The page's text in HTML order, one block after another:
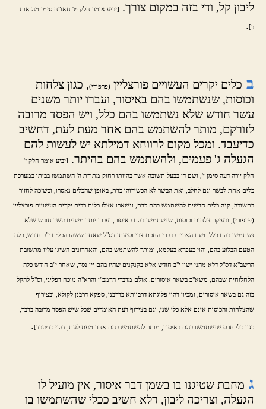
ליבון קל, ודי בזה במקום צורך. [יביע אומר חלק ט' חאו"ח סימן מה אות
ב].
ב כלים יקרים העשויים פורצליין (פרפורי), כגון צלחות
וכוסות, שנשתמשו בהם באיסור, ועברו יותר משנים
עשר חודש שלא נשתמשו בהם כלל, ויש הפסד מרובה
לזורקם, מותר להשתמש בהם אחר מעת לעת, דחשיב
כדיעבד. ומכל מקום לרווחא דמילתא יש לעשות להם
הגעלה ג' פעמים, ולהשתמש בהם בהיתר. [יביע אומר חלק ז'
חלק יורה דעה סימן י', ושם דן בבעל תשובה אשר בהיותו רחוק מתורת ה' השתמשו בביתו במערכת
כלים אחת לבשר וגם לחלב, ואת הבשר לא הכשירוהו כדת, באופן שהכלים נאסרו, וכשזכה לחזור
בתשובה, קנה כלים חדשים להשתמש בהם כדת, ונשארו אצלו כלים רבים יקרים העשויים פורצליין
(פרפורי), ובעיקר צלחות וכוסות, שנשתמשו בהם באיסור, ועברו יותר משנים עשר חודש שלא
נשתמשו בהם כלל, ושם האריך בדברי החכם צבי וסיעתו דס"ל שאחר ששהו הכלים י"ב חודש, כלה
הטעם הבלוע בהם, והוי כעפרא בעלמא, ומותר להשתמש בהם, והאחרונים השיגו עליו מתשובת
הרשב"א דס"ל דלא מהני ישון י"ב חודש אלא בקנקנים שהיו בהם יין נסך, שאחר י"ב חודש כלה
הלחלוחית שבהם, משא"כ בשאר איסורים. אולם מדברי הרמב"ן והרא"ה מוכח דפליגי, וס"ל להקל
בזה גם בשאר איסורים, ומכיון דהוי פלוגתא דרבוותא בדרבנן, ספקא דרבנן לקולא, ובצירוף
שהצלחות והכוסות אינם אלא כלי שני, וגם בצירוף דעת האומרים שכל שיש הפסד מרובה בדבר,
כגון כלי חרס שנשתמשו בהם באיסור, מותר להשתמש בהם אחר מעת לעת, דהוי כדיעבד].
ג מחבת שטיגנו בו בשמן דבר איסור, אין מועיל לו
הגעלה, וצריכה ליבון, דלא חשיב ככלי שהשתמשו בו